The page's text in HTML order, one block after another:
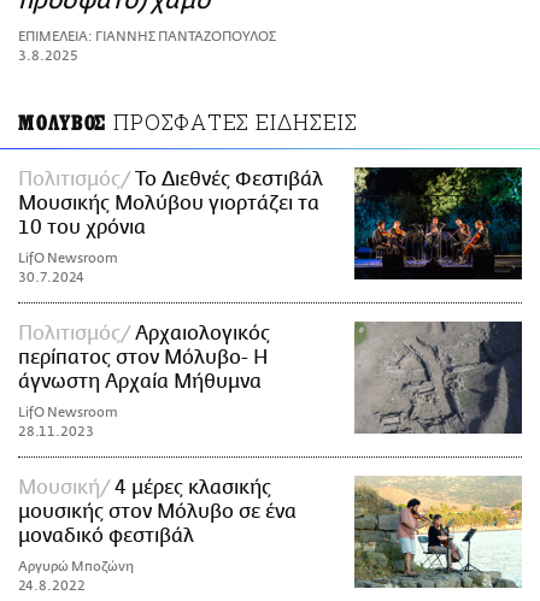
ΑΜΠΑ
PRINT
ΕΠΙΜΕΛΕΙΑ: ΓΙΑΝΝΗΣ ΠΑΝΤΑΖΟΠΟΥΛΟΣ
3.8.2025
ΜΟΛΥΒΟΣ ΠΡΟΣΦΑΤΕΣ ΕΙΔΗΣΕΙΣ
Πολιτισμός
Το Διεθνές Φεστιβάλ
Μουσικής Μολύβου γιορτάζει τα
10 του χρόνια
LifO Newsroom
30.7.2024
Πολιτισμός
Αρχαιολογικός
περίπατος στον Μόλυβο- H
άγνωστη Αρχαία Μήθυμνα
LifO Newsroom
28.11.2023
Μουσική
4 μέρες κλασικής
μουσικής στον Μόλυβο σε ένα
μοναδικό φεστιβάλ
Αργυρώ Μποζώνη
24.8.2022